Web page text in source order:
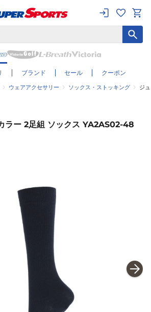
ブランド セール クーポン
ウェアアクセサリー ソックス・ストッキング ジ
ラー 2足組 ソックス YA2AS02-48